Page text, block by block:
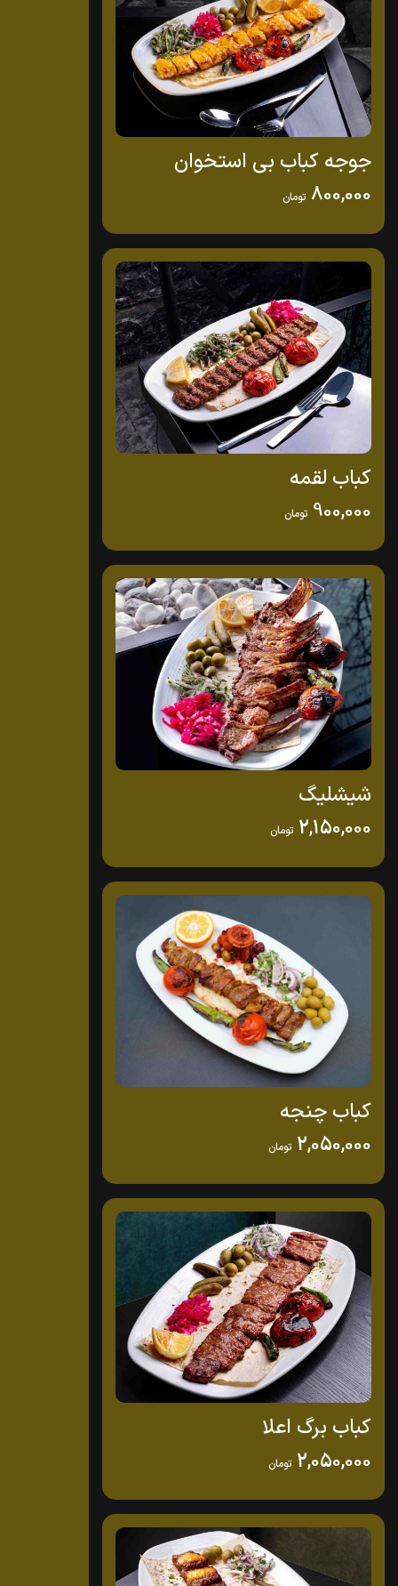
جوجه کباب بی استخوان
800,000 تومان
کباب لقمه
900,000 تومان
شیشلیگ
2,150,000 تومان
کباب چنجه
2,050,000 تومان
کباب برگ اعلا
2,050,000 تومان